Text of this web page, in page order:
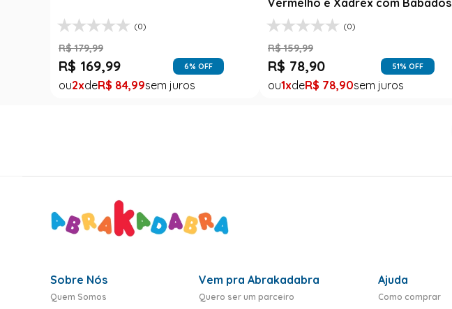
(0)
R$ 179,99
R$ 169,99 6% OFF
2 R$ 84,99
Vermelho e Xadrex com Babados
(0)
R$ 159,99
R$ 78,90 51% OFF
1 R$ 78,90
Sobre Nós
Quem Somos
Vem pra Abrakadabra
Quero ser um parceiro
Ajuda
Como comprar